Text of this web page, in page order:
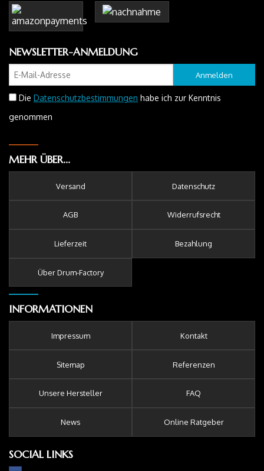
NEWSLETTER-ANMELDUNG
Anmelden
Die Datenschutzbestimmungen habe ich zur Kenntnis
genommen
MEHR ÜBER...
Versand Datenschutz
AGB Widerrufsrecht
Lieferzeit Bezahlung
Über Drum-Factory
INFORMATIONEN
Impressum Kontakt
Sitemap Referenzen
Unsere Hersteller FAQ
News Online Ratgeber
SOCIAL LINKS